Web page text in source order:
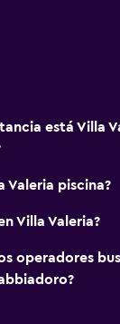
está Villa
Valeria piscina?
Villa Valeria?
operadores